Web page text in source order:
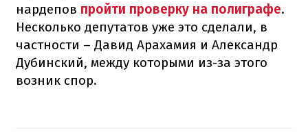
нардепов пройти проверку на полиграфе.
Несколько депутатов уже это сделали, в
частности – Давид Арахамия и Александр
Дубинский, между которыми из-за этого
возник спор.